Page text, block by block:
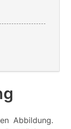
Abbildung.